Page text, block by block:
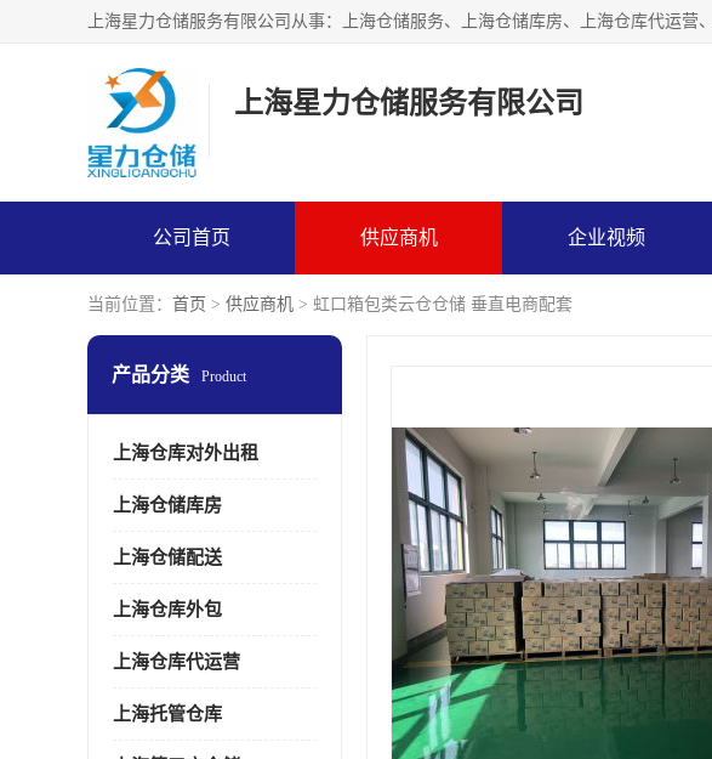
上海星力仓储服务有限公司
公司首页 供应商机 企业视频
当前位置： 首页 > 供应商机 > 虹口箱包类云仓仓储 垂直电商配套
产品分类 Product
上海仓库对外出租
上海仓储库房
上海仓储配送
上海仓库外包
上海仓库代运营
上海托管仓库